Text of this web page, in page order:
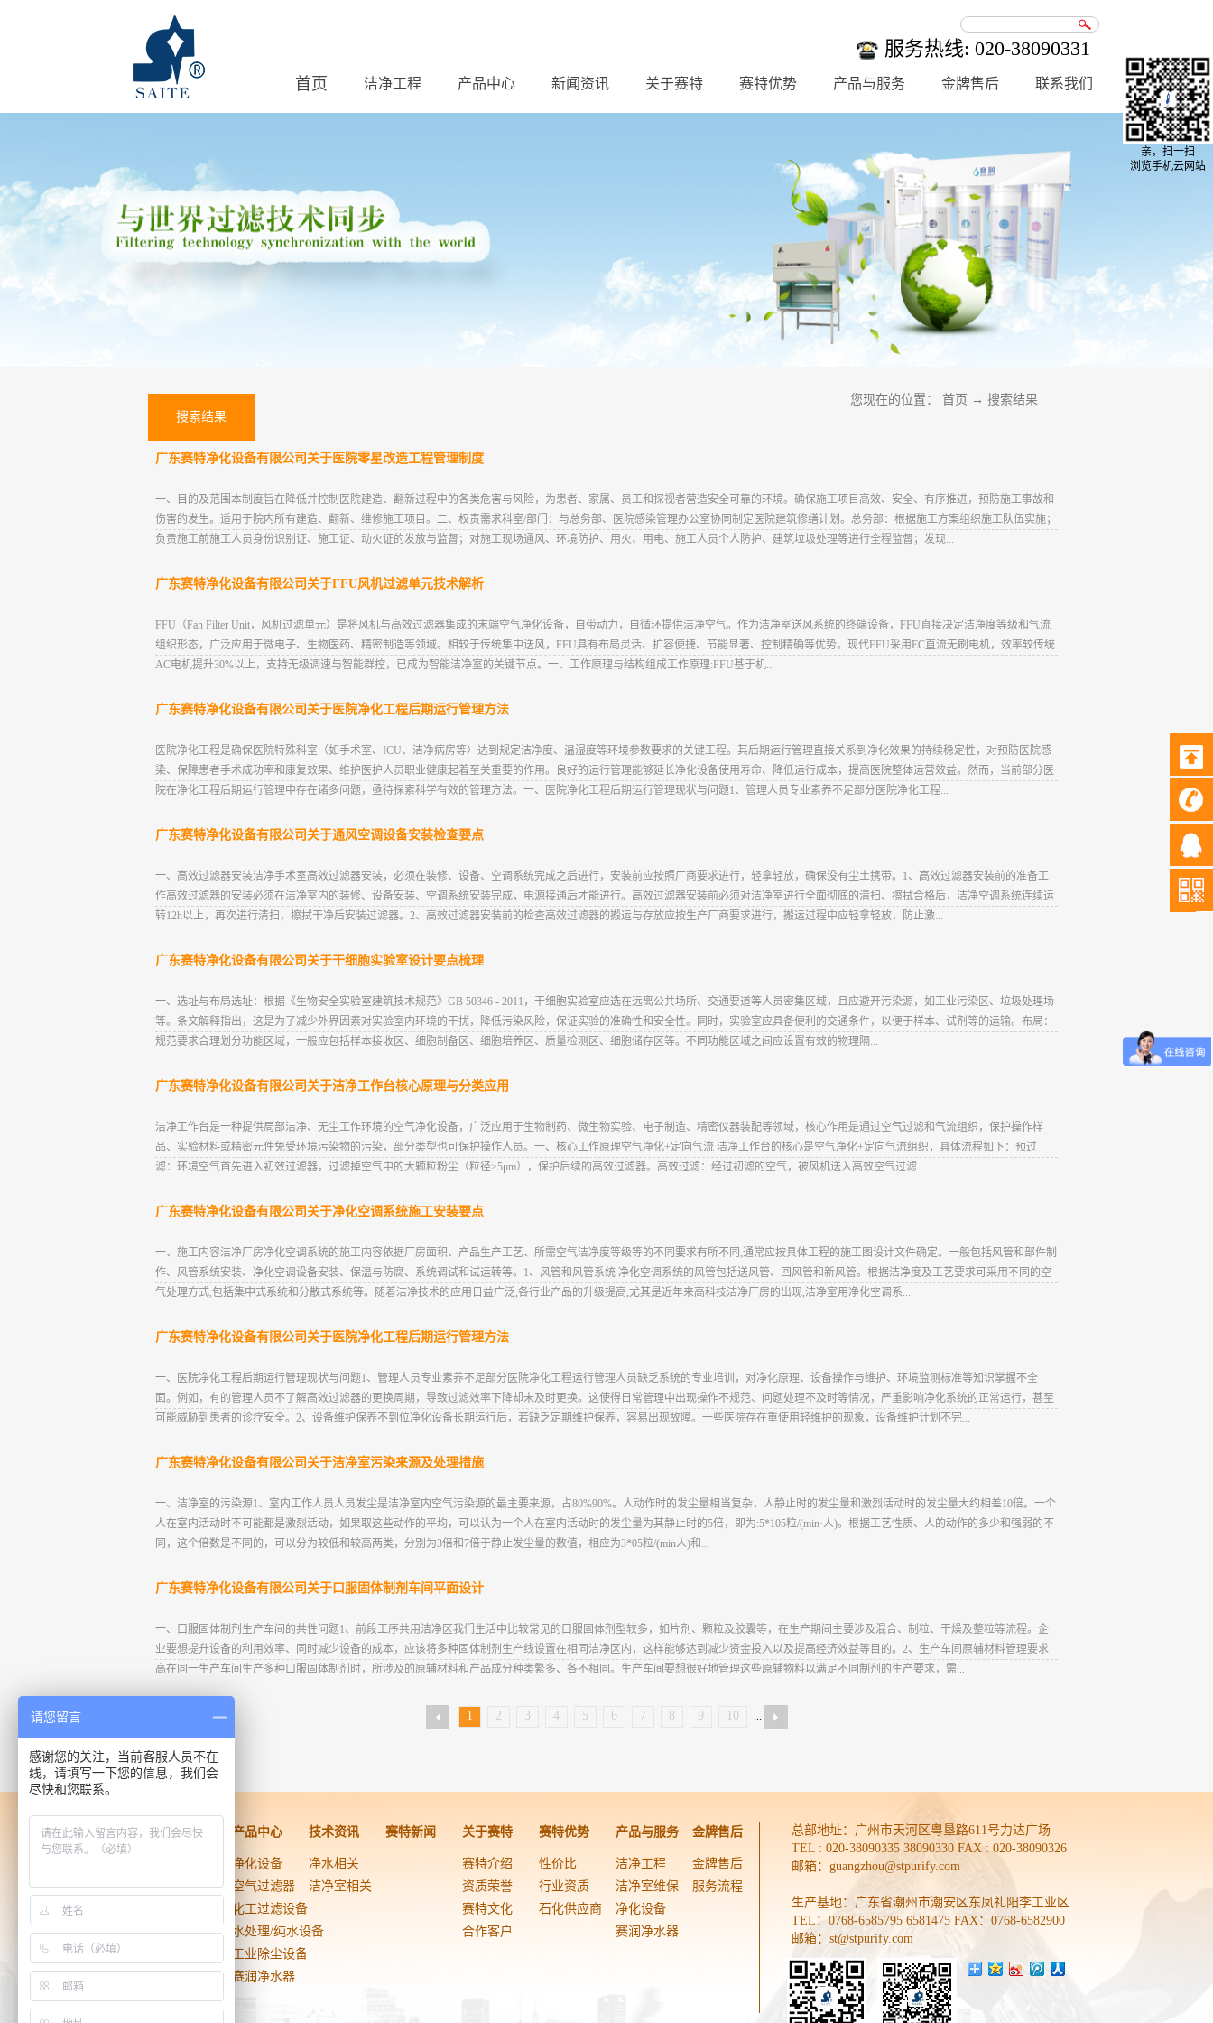
服务热线: 020-38090331
首页 洁净工程 产品中心 新闻资讯 关于赛特 赛特优势 产品与服务 金牌售后 联系我们
您现在的位置： 首页 → 搜索结果
搜索结果
广东赛特净化设备有限公司关于医院零星改造工程管理制度
一、目的及范围本制度旨在降低并控制医院建造、翻新过程中的各类危害与风险，为患者、家属、员工和探视者营造安全可靠的环境。确保施工项目高效、安全、有序推进，预防施工事故和
伤害的发生。适用于院内所有建造、翻新、维修施工项目。二、权责需求科室/部门：与总务部、医院感染管理办公室协同制定医院建筑修缮计划。总务部：根据施工方案组织施工队伍实施；
负责施工前施工人员身份识别证、施工证、动火证的发放与监督；对施工现场通风、环境防护、用火、用电、施工人员个人防护、建筑垃圾处理等进行全程监督；发现...
广东赛特净化设备有限公司关于FFU风机过滤单元技术解析
FFU（Fan Filter Unit，风机过滤单元）是将风机与高效过滤器集成的末端空气净化设备，自带动力，自循环提供洁净空气。作为洁净室送风系统的终端设备，FFU直接决定洁净度等级和气流
组织形态，广泛应用于微电子、生物医药、精密制造等领域。相较于传统集中送风，FFU具有布局灵活、扩容便捷、节能显著、控制精确等优势。现代FFU采用EC直流无刷电机，效率较传统
AC电机提升30%以上，支持无级调速与智能群控，已成为智能洁净室的关键节点。一、工作原理与结构组成工作原理:FFU基于机...
广东赛特净化设备有限公司关于医院净化工程后期运行管理方法
医院净化工程是确保医院特殊科室（如手术室、ICU、洁净病房等）达到规定洁净度、温湿度等环境参数要求的关键工程。其后期运行管理直接关系到净化效果的持续稳定性，对预防医院感
染、保障患者手术成功率和康复效果、维护医护人员职业健康起着至关重要的作用。良好的运行管理能够延长净化设备使用寿命、降低运行成本，提高医院整体运营效益。然而，当前部分医
院在净化工程后期运行管理中存在诸多问题，亟待探索科学有效的管理方法。一、医院净化工程后期运行管理现状与问题1、管理人员专业素养不足部分医院净化工程...
广东赛特净化设备有限公司关于通风空调设备安装检查要点
一、高效过滤器安装洁净手术室高效过滤器安装，必须在装修、设备、空调系统完成之后进行，安装前应按照厂商要求进行，轻拿轻放，确保没有尘土携带。1、高效过滤器安装前的准备工
作高效过滤器的安装必须在洁净室内的装修、设备安装、空调系统安装完成，电源接通后才能进行。高效过滤器安装前必须对洁净室进行全面彻底的清扫、擦拭合格后，洁净空调系统连续运
转12h以上，再次进行清扫，擦拭干净后安装过滤器。2、高效过滤器安装前的检查高效过滤器的搬运与存放应按生产厂商要求进行，搬运过程中应轻拿轻放，防止激...
广东赛特净化设备有限公司关于干细胞实验室设计要点梳理
一、选址与布局选址：根据《生物安全实验室建筑技术规范》GB 50346 - 2011，干细胞实验室应选在远离公共场所、交通要道等人员密集区域，且应避开污染源，如工业污染区、垃圾处理场
等。条文解释指出，这是为了减少外界因素对实验室内环境的干扰，降低污染风险，保证实验的准确性和安全性。同时，实验室应具备便利的交通条件，以便于样本、试剂等的运输。布局：
规范要求合理划分功能区域，一般应包括样本接收区、细胞制备区、细胞培养区、质量检测区、细胞储存区等。不同功能区域之间应设置有效的物理隔...
广东赛特净化设备有限公司关于洁净工作台核心原理与分类应用
洁净工作台是一种提供局部洁净、无尘工作环境的空气净化设备，广泛应用于生物制药、微生物实验、电子制造、精密仪器装配等领域，核心作用是通过空气过滤和气流组织，保护操作样
品、实验材料或精密元件免受环境污染物的污染，部分类型也可保护操作人员。一、核心工作原理空气净化+定向气流 洁净工作台的核心是空气净化+定向气流组织，具体流程如下：预过
滤：环境空气首先进入初效过滤器，过滤掉空气中的大颗粒粉尘（粒径≥5μm），保护后续的高效过滤器。高效过滤：经过初滤的空气，被风机送入高效空气过滤...
广东赛特净化设备有限公司关于净化空调系统施工安装要点
一、施工内容洁净厂房净化空调系统的施工内容依据厂房面积、产品生产工艺、所需空气洁净度等级等的不同要求有所不同,通常应按具体工程的施工图设计文件确定。一般包括风管和部件制
作、风管系统安装、净化空调设备安装、保温与防腐、系统调试和试运转等。1、风管和风管系统 净化空调系统的风管包括送风管、回风管和新风管。根据洁净度及工艺要求可采用不同的空
气处理方式,包括集中式系统和分散式系统等。随着洁净技术的应用日益广泛,各行业产品的升级提高,尤其是近年来高科技洁净厂房的出现,洁净室用净化空调系...
广东赛特净化设备有限公司关于医院净化工程后期运行管理方法
一、医院净化工程后期运行管理现状与问题1、管理人员专业素养不足部分医院净化工程运行管理人员缺乏系统的专业培训，对净化原理、设备操作与维护、环境监测标准等知识掌握不全
面。例如，有的管理人员不了解高效过滤器的更换周期，导致过滤效率下降却未及时更换。这使得日常管理中出现操作不规范、问题处理不及时等情况，严重影响净化系统的正常运行，甚至
可能威胁到患者的诊疗安全。2、设备维护保养不到位净化设备长期运行后，若缺乏定期维护保养，容易出现故障。一些医院存在重使用轻维护的现象，设备维护计划不完...
广东赛特净化设备有限公司关于洁净室污染来源及处理措施
一、洁净室的污染源1、室内工作人员人员发尘是洁净室内空气污染源的最主要来源，占80%90%。人动作时的发尘量相当复杂，人静止时的发尘量和激烈活动时的发尘量大约相差10倍。一个
人在室内活动时不可能都是激烈活动，如果取这些动作的平均，可以认为一个人在室内活动时的发尘量为其静止时的5倍，即为:5*105粒/(min·人)。根据工艺性质、人的动作的多少和强弱的不
同，这个倍数是不同的，可以分为较低和较高两类，分别为3倍和7倍于静止发尘量的数值，相应为3*05粒/(min人)和...
广东赛特净化设备有限公司关于口服固体制剂车间平面设计
一、口服固体制剂生产车间的共性问题1、前段工序共用洁净区我们生活中比较常见的口服固体剂型较多，如片剂、颗粒及胶囊等，在生产期间主要涉及混合、制粒、干燥及整粒等流程。企
业要想提升设备的利用效率、同时减少设备的成本，应该将多种固体制剂生产线设置在相同洁净区内，这样能够达到减少资金投入以及提高经济效益等目的。2、生产车间原辅材料管理要求
高在同一生产车间生产多种口服固体制剂时，所涉及的原辅材料和产品成分种类繁多、各不相同。生产车间要想很好地管理这些原辅物料以满足不同制剂的生产要求，需...
1 2 3 4 5 6 7 8 9 10 ...
洁净工程
生物技术
实验室
医院手术室
产品中心
净化设备
空气过滤器
化工过滤设备
水处理/纯水设备
工业除尘设备
赛润净水器
技术资讯
净水相关
洁净室相关
赛特新闻 关于赛特
赛特介绍
资质荣誉
赛特文化
合作客户
赛特优势
性价比
行业资质
石化供应商
产品与服务
洁净工程
洁净室维保
净化设备
赛润净水器
金牌售后
金牌售后
服务流程
总部地址： 广州市天河区粤垦路611号力达广场
TEL : 020-38090335 38090330 FAX : 020-38090326
邮箱：guangzhou@stpurify.com
生产基地：广东省潮州市潮安区东凤礼阳李工业区
TEL：0768-6585795 6581475 FAX：0768-6582900
邮箱：st@stpurify.com
亲，扫一扫
浏览手机云网站
请您留言
感谢您的关注，当前客服人员不在
线，请填写一下您的信息，我们会
尽快和您联系。